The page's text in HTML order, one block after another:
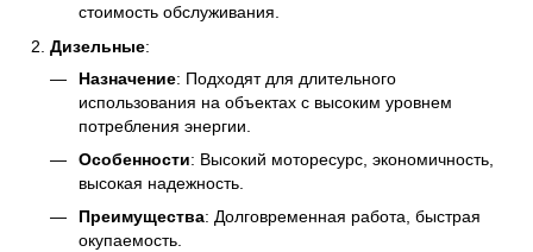
стоимость обслуживания.
Дизельные:
Назначение: Подходят для длительного
использования на объектах с высоким уровнем
потребления энергии.
Особенности: Высокий моторесурс, экономичность,
высокая надежность.
Преимущества: Долговременная работа, быстрая
окупаемость.